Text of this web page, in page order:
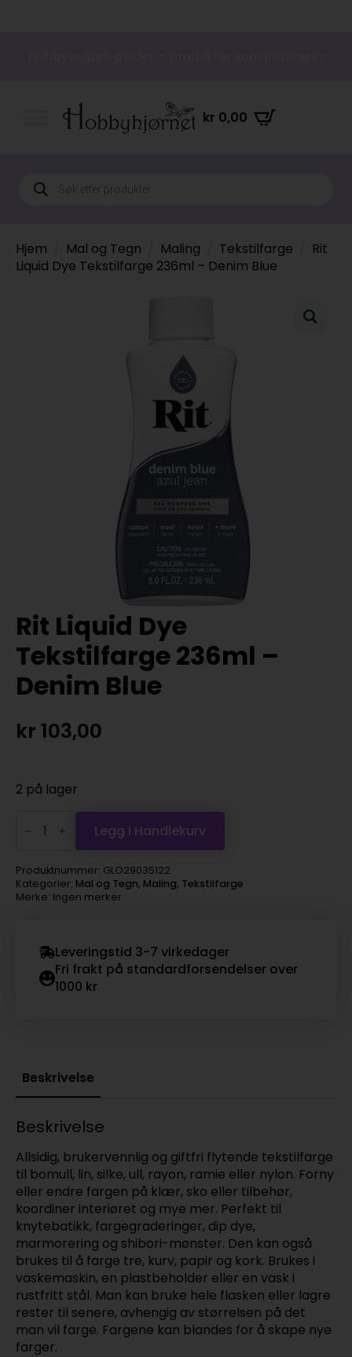
kr 0,00
Products
search
Hjem Mal og Tegn Maling Tekstilfarge
Rit
Liquid Dye Tekstilfarge 236ml – Denim Blue
Rit Liquid Dye
Tekstilfarge 236ml –
Denim Blue
kr 103,00
2 på lager
Liquid
Tekstilfarge
236ml
–
Denim
Blue
Legg I Handlekurv
Produktnummer: GLO29035122
Kategorier: Mal og Tegn, Maling, Tekstilfarge
Merke: Ingen merker
Leveringstid 3-7 virkedager
Fri frakt på standardforsendelser over
1000 kr
Beskrivelse
Beskrivelse
Allsidig, brukervennlig og giftfri flytende tekstilfarge
til bomull, lin, silke, ull, rayon, ramie eller nylon. Forny
eller endre fargen på klær, sko eller tilbehør,
koordiner interiøret og mye mer. Perfekt til
knytebatikk, fargegraderinger, dip dye,
marmorering og shibori-mønster. Den kan også
brukes til å farge tre, kurv, papir og kork. Brukes i
vaskemaskin, en plastbeholder eller en vask i
rustfritt stål. Man kan bruke hele flasken eller lagre
rester til senere, avhengig av størrelsen på det
man vil farge. Fargene kan blandes for å skape nye
farger.